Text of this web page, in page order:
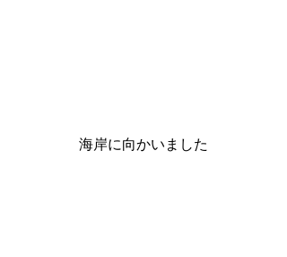
海岸に向かいました